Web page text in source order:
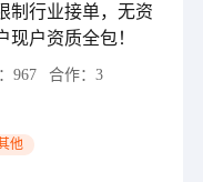
制行业接单，无资
户资质全包！
967 合作： 3
他